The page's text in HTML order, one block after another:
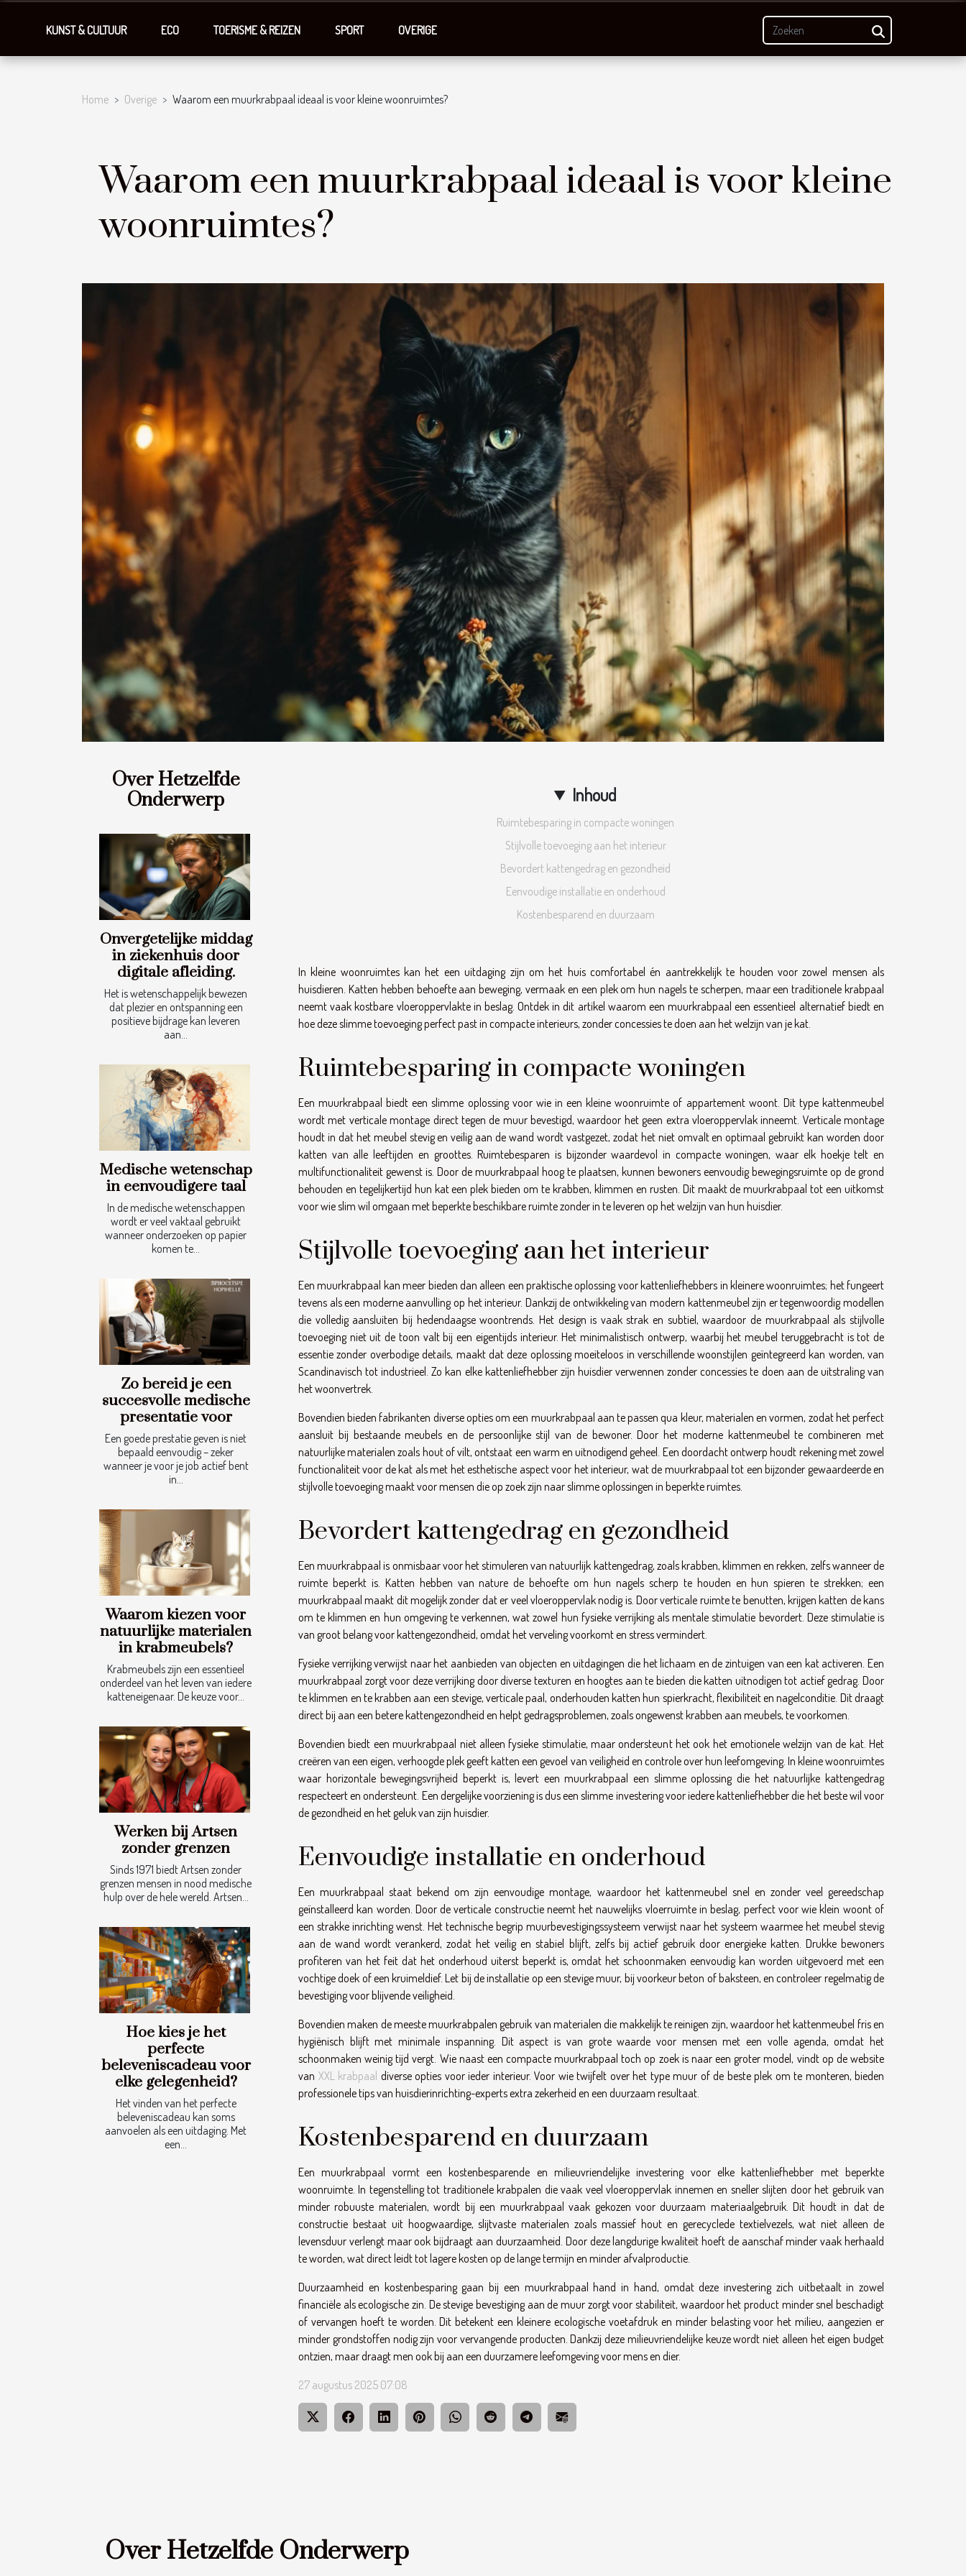
KUNST & CULTUUR ECO TOERISME & REIZEN SPORT OVERIGE
Home Overige Waarom een muurkrabpaal ideaal is voor kleine woonruimtes?
Waarom een muurkrabpaal ideaal is voor kleine
woonruimtes?
Over Hetzelfde
Onderwerp
Onvergetelijke middag
in ziekenhuis door
digitale afleiding.
Het is wetenschappelijk bewezen
dat plezier en ontspanning een
positieve bijdrage kan leveren
aan...
Medische wetenschap
in eenvoudigere taal
In de medische wetenschappen
wordt er veel vaktaal gebruikt
wanneer onderzoeken op papier
komen te...
Zo bereid je een
succesvolle medische
presentatie voor
Een goede prestatie geven is niet
bepaald eenvoudig – zeker
wanneer je voor je job actief bent
in...
Waarom kiezen voor
natuurlijke materialen
in krabmeubels?
Krabmeubels zijn een essentieel
onderdeel van het leven van iedere
katteneigenaar. De keuze voor...
Werken bij Artsen
zonder grenzen
Sinds 1971 biedt Artsen zonder
grenzen mensen in nood medische
hulp over de hele wereld. Artsen...
Hoe kies je het
perfecte
beleveniscadeau voor
elke gelegenheid?
Het vinden van het perfecte
beleveniscadeau kan soms
aanvoelen als een uitdaging. Met
een...
Inhoud
Ruimtebesparing in compacte woningen
Stijlvolle toevoeging aan het interieur
Bevordert kattengedrag en gezondheid
Eenvoudige installatie en onderhoud
Kostenbesparend en duurzaam
In kleine woonruimtes kan het een uitdaging zijn om het huis comfortabel én aantrekkelijk te houden voor zowel mensen als
huisdieren. Katten hebben behoefte aan beweging, vermaak en een plek om hun nagels te scherpen, maar een traditionele krabpaal
neemt vaak kostbare vloeroppervlakte in beslag. Ontdek in dit artikel waarom een muurkrabpaal een essentieel alternatief biedt en
hoe deze slimme toevoeging perfect past in compacte interieurs, zonder concessies te doen aan het welzijn van je kat.
Ruimtebesparing in compacte woningen
Een muurkrabpaal biedt een slimme oplossing voor wie in een kleine woonruimte of appartement woont. Dit type kattenmeubel
wordt met verticale montage direct tegen de muur bevestigd, waardoor het geen extra vloeroppervlak inneemt. Verticale montage
houdt in dat het meubel stevig en veilig aan de wand wordt vastgezet, zodat het niet omvalt en optimaal gebruikt kan worden door
katten van alle leeftijden en groottes. Ruimtebesparen is bijzonder waardevol in compacte woningen, waar elk hoekje telt en
multifunctionaliteit gewenst is. Door de muurkrabpaal hoog te plaatsen, kunnen bewoners eenvoudig bewegingsruimte op de grond
behouden en tegelijkertijd hun kat een plek bieden om te krabben, klimmen en rusten. Dit maakt de muurkrabpaal tot een uitkomst
voor wie slim wil omgaan met beperkte beschikbare ruimte zonder in te leveren op het welzijn van hun huisdier.
Stijlvolle toevoeging aan het interieur
Een muurkrabpaal kan meer bieden dan alleen een praktische oplossing voor kattenliefhebbers in kleinere woonruimtes; het fungeert
tevens als een moderne aanvulling op het interieur. Dankzij de ontwikkeling van modern kattenmeubel zijn er tegenwoordig modellen
die volledig aansluiten bij hedendaagse woontrends. Het design is vaak strak en subtiel, waardoor de muurkrabpaal als stijlvolle
toevoeging niet uit de toon valt bij een eigentijds interieur. Het minimalistisch ontwerp, waarbij het meubel teruggebracht is tot de
essentie zonder overbodige details, maakt dat deze oplossing moeiteloos in verschillende woonstijlen geïntegreerd kan worden, van
Scandinavisch tot industrieel. Zo kan elke kattenliefhebber zijn huisdier verwennen zonder concessies te doen aan de uitstraling van
het woonvertrek.
Bovendien bieden fabrikanten diverse opties om een muurkrabpaal aan te passen qua kleur, materialen en vormen, zodat het perfect
aansluit bij bestaande meubels en de persoonlijke stijl van de bewoner. Door het moderne kattenmeubel te combineren met
natuurlijke materialen zoals hout of vilt, ontstaat een warm en uitnodigend geheel. Een doordacht ontwerp houdt rekening met zowel
functionaliteit voor de kat als met het esthetische aspect voor het interieur, wat de muurkrabpaal tot een bijzonder gewaardeerde en
stijlvolle toevoeging maakt voor mensen die op zoek zijn naar slimme oplossingen in beperkte ruimtes.
Bevordert kattengedrag en gezondheid
Een muurkrabpaal is onmisbaar voor het stimuleren van natuurlijk kattengedrag, zoals krabben, klimmen en rekken, zelfs wanneer de
ruimte beperkt is. Katten hebben van nature de behoefte om hun nagels scherp te houden en hun spieren te strekken; een
muurkrabpaal maakt dit mogelijk zonder dat er veel vloeroppervlak nodig is. Door verticale ruimte te benutten, krijgen katten de kans
om te klimmen en hun omgeving te verkennen, wat zowel hun fysieke verrijking als mentale stimulatie bevordert. Deze stimulatie is
van groot belang voor kattengezondheid, omdat het verveling voorkomt en stress vermindert.
Fysieke verrijking verwijst naar het aanbieden van objecten en uitdagingen die het lichaam en de zintuigen van een kat activeren. Een
muurkrabpaal zorgt voor deze verrijking door diverse texturen en hoogtes aan te bieden die katten uitnodigen tot actief gedrag. Door
te klimmen en te krabben aan een stevige, verticale paal, onderhouden katten hun spierkracht, flexibiliteit en nagelconditie. Dit draagt
direct bij aan een betere kattengezondheid en helpt gedragsproblemen, zoals ongewenst krabben aan meubels, te voorkomen.
Bovendien biedt een muurkrabpaal niet alleen fysieke stimulatie, maar ondersteunt het ook het emotionele welzijn van de kat. Het
creëren van een eigen, verhoogde plek geeft katten een gevoel van veiligheid en controle over hun leefomgeving. In kleine woonruimtes
waar horizontale bewegingsvrijheid beperkt is, levert een muurkrabpaal een slimme oplossing die het natuurlijke kattengedrag
respecteert en ondersteunt. Een dergelijke voorziening is dus een slimme investering voor iedere kattenliefhebber die het beste wil voor
de gezondheid en het geluk van zijn huisdier.
Eenvoudige installatie en onderhoud
Een muurkrabpaal staat bekend om zijn eenvoudige montage, waardoor het kattenmeubel snel en zonder veel gereedschap
geïnstalleerd kan worden. Door de verticale constructie neemt het nauwelijks vloerruimte in beslag, perfect voor wie klein woont of
een strakke inrichting wenst. Het technische begrip muurbevestigingssysteem verwijst naar het systeem waarmee het meubel stevig
aan de wand wordt verankerd, zodat het veilig en stabiel blijft, zelfs bij actief gebruik door energieke katten. Drukke bewoners
profiteren van het feit dat het onderhoud uiterst beperkt is, omdat het schoonmaken eenvoudig kan worden uitgevoerd met een
vochtige doek of een kruimeldief. Let bij de installatie op een stevige muur, bij voorkeur beton of baksteen, en controleer regelmatig de
bevestiging voor blijvende veiligheid.
Bovendien maken de meeste muurkrabpalen gebruik van materialen die makkelijk te reinigen zijn, waardoor het kattenmeubel fris en
hygiënisch blijft met minimale inspanning. Dit aspect is van grote waarde voor mensen met een volle agenda, omdat het
schoonmaken weinig tijd vergt. Wie naast een compacte muurkrabpaal toch op zoek is naar een groter model, vindt op de website
van XXL krabpaal diverse opties voor ieder interieur. Voor wie twijfelt over het type muur of de beste plek om te monteren, bieden
professionele tips van huisdierinrichting-experts extra zekerheid en een duurzaam resultaat.
Kostenbesparend en duurzaam
Een muurkrabpaal vormt een kostenbesparende en milieuvriendelijke investering voor elke kattenliefhebber met beperkte
woonruimte. In tegenstelling tot traditionele krabpalen die vaak veel vloeroppervlak innemen en sneller slijten door het gebruik van
minder robuuste materialen, wordt bij een muurkrabpaal vaak gekozen voor duurzaam materiaalgebruik. Dit houdt in dat de
constructie bestaat uit hoogwaardige, slijtvaste materialen zoals massief hout en gerecyclede textielvezels, wat niet alleen de
levensduur verlengt maar ook bijdraagt aan duurzaamheid. Door deze langdurige kwaliteit hoeft de aanschaf minder vaak herhaald
te worden, wat direct leidt tot lagere kosten op de lange termijn en minder afvalproductie.
Duurzaamheid en kostenbesparing gaan bij een muurkrabpaal hand in hand, omdat deze investering zich uitbetaalt in zowel
financiële als ecologische zin. De stevige bevestiging aan de muur zorgt voor stabiliteit, waardoor het product minder snel beschadigt
of vervangen hoeft te worden. Dit betekent een kleinere ecologische voetafdruk en minder belasting voor het milieu, aangezien er
minder grondstoffen nodig zijn voor vervangende producten. Dankzij deze milieuvriendelijke keuze wordt niet alleen het eigen budget
ontzien, maar draagt men ook bij aan een duurzamere leefomgeving voor mens en dier.
27 augustus 2025 07:08
Over Hetzelfde Onderwerp